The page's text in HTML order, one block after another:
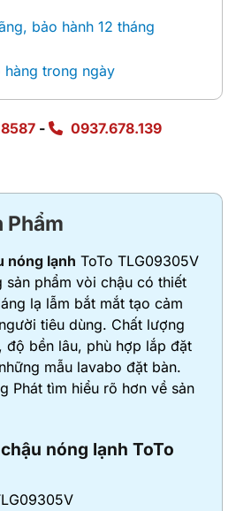
bảo hành 12 tháng
hàng trong ngày
- 0937.678.139
Phẩm
nóng lạnh ToTo TLG09305V
sản phẩm vòi chậu có thiết
lạ lẫm bắt mắt tạo cảm
tiêu dùng. Chất lượng
độ bền lâu, phù hợp lắp đặt
mẫu lavabo đặt bàn.
Phát tìm hiểu rõ hơn về sản
nóng lạnh ToTo